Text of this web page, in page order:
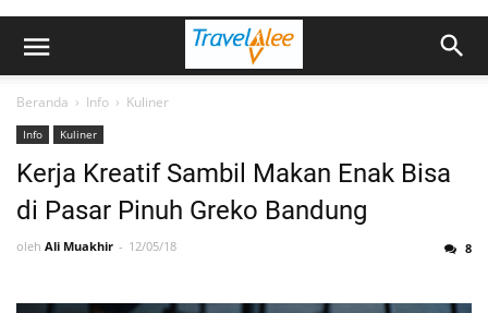
Beranda › Info › Kuliner
Info Kuliner
Kerja Kreatif Sambil Makan Enak Bisa
di Pasar Pinuh Greko Bandung
oleh Ali Muakhir 12/05/18 8